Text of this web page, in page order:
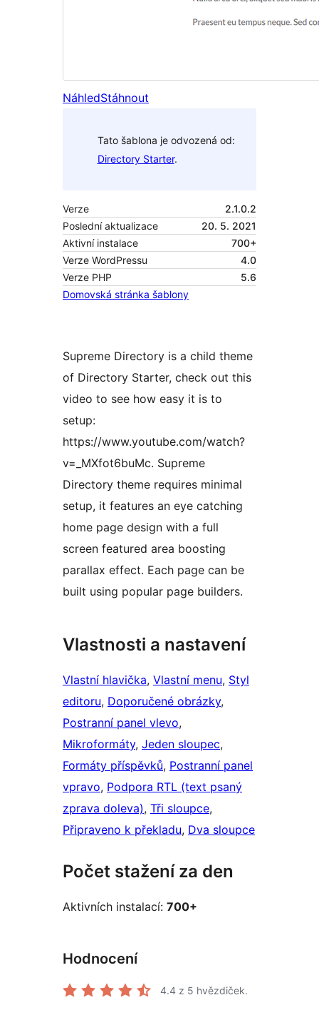
NáhledStáhnout
Tato šablona je odvozená od:
Directory Starter.
Verze
2.1.0.2
Poslední aktualizace
20. 5. 2021
Aktivní instalace
700+
Verze WordPressu
4.0
Verze PHP
5.6
Domovská stránka šablony
Supreme Directory is a child theme
of Directory Starter, check out this
video to see how easy it is to
setup:
https://www.youtube.com/watch?
v=_MXfot6buMc. Supreme
Directory theme requires minimal
setup, it features an eye catching
home page design with a full
screen featured area boosting
parallax effect. Each page can be
built using popular page builders.
Vlastnosti a nastavení
Vlastní hlavička, Vlastní menu, Styl
editoru, Doporučené obrázky
Postranní panel vlevo
Mikroformáty, Jeden sloupec
Formáty příspěvků, Postranní panel
vpravo, Podpora RTL (text psaný
zprava doleva), Tři sloupce
Připraveno k překladu, Dva sloupce
Počet stažení za den
Aktivních instalací: 700+
Hodnocení
4.4 z 5 hvězdiček.